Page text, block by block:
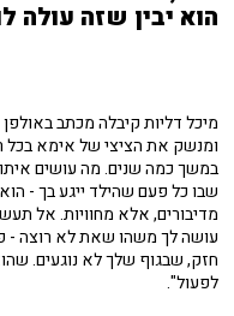
הוא יבין שזה עולה
ומנשק את הציצי של אימא בכל
במשך כמה שנים. מה עושים
שבו כל פעם שהילד ייגע בך -
מדיבורים, אלא מחוויות. אל
עושה לך משהו שאת לא רוצה -
חזק, שבגוף שלך לא נוגעים.
לפעול".